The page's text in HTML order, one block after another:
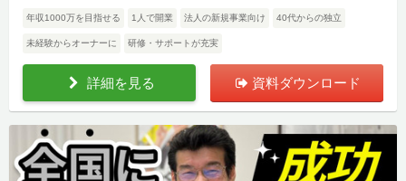
年収1000万を目指せる 1人で開業 法人の新規事業向け 40代からの独立
未経験からオーナーに 研修・サポートが充実
詳細を見る 資料ダウンロード